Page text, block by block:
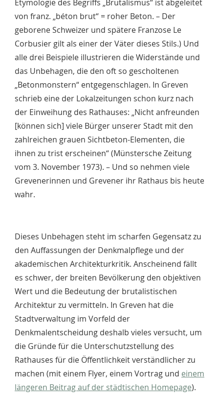
Etymologie des Begriffs „Brutalismus“ ist abgeleitet
von franz. „béton brut“ = roher Beton. – Der
geborene Schweizer und spätere Franzose Le
Corbusier gilt als einer der Väter dieses Stils.) Und
alle drei Beispiele illustrieren die Widerstände und
das Unbehagen, die den oft so gescholtenen
„Betonmonstern“ entgegenschlagen. In Greven
schrieb eine der Lokalzeitungen schon kurz nach
der Einweihung des Rathauses: „Nicht anfreunden
[können sich] viele Bürger unserer Stadt mit den
zahlreichen grauen Sichtbeton-Elementen, die
ihnen zu trist erscheinen“ (Münstersche Zeitung
vom 3. November 1973). – Und so nehmen viele
Grevenerinnen und Grevener ihr Rathaus bis heute
wahr.
Dieses Unbehagen steht im scharfen Gegensatz zu
den Auffassungen der Denk­mal­pflege und der
akademischen Architekturkritik. Anscheinend fällt
es schwer, der breiten Bevölkerung den objektiven
Wert und die Bedeutung der brutalistischen
Architektur zu vermitteln. In Greven hat die
Stadtverwaltung im Vorfeld der
Denkmalentscheidung des­halb vieles versucht, um
die Gründe für die Unterschutzstellung des
Rathauses für die Öffent­lichkeit verständlicher zu
machen (mit einem Flyer, einem Vortrag und einem
längeren Beitrag auf der städtischen Home­page).